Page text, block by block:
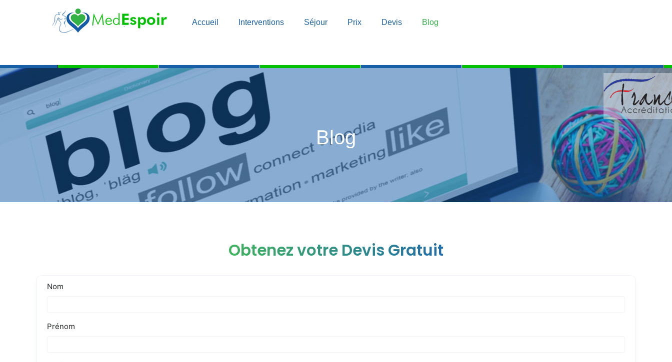
Accueil Interventions Séjour Prix Devis Blog
Blog
Obtenez votre Devis Gratuit